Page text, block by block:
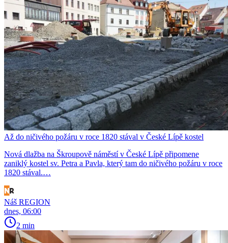
Až do ničivého požáru v roce 1820 stával v České Lípě kostel
Nová dlažba na Škroupově náměstí v České Lípě připomene
zaniklý kostel sv. Petra a Pavla, který tam do ničivého požáru v roce
1820 stával.…
Náš REGION
dnes, 06:00
2 min